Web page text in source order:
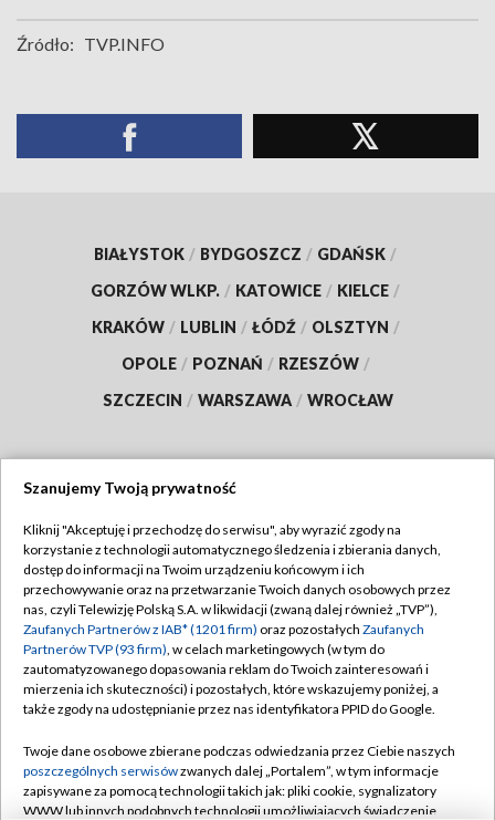
Źródło: TVP.INFO
BIAŁYSTOK / BYDGOSZCZ / GDAŃSK /
GORZÓW WLKP. / KATOWICE / KIELCE /
KRAKÓW / LUBLIN / ŁÓDŹ / OLSZTYN /
OPOLE / POZNAŃ / RZESZÓW /
SZCZECIN / WARSZAWA / WROCŁAW
TVP
Abonament TVP
Emisja w TVP
Centrum informacji TVP
Naziemna Telewizja Cyfrowa
Rada Programowa
System NOS
Regulamin TVP
Polityka prywatności
Moje zgody
Pomoc
Kontakt
Szanujemy Twoją prywatność
Kliknij "Akceptuję i przechodzę do serwisu", aby wyrazić zgody na
korzystanie z technologii automatycznego śledzenia i zbierania danych,
dostęp do informacji na Twoim urządzeniu końcowym i ich
przechowywanie oraz na przetwarzanie Twoich danych osobowych przez
nas, czyli Telewizję Polską S.A. w likwidacji (zwaną dalej również „TVP”),
Zaufanych Partnerów z IAB* (1201 firm) oraz pozostałych Zaufanych
Partnerów TVP (93 firm), w celach marketingowych (w tym do
zautomatyzowanego dopasowania reklam do Twoich zainteresowań i
mierzenia ich skuteczności) i pozostałych, które wskazujemy poniżej, a
także zgody na udostępnianie przez nas identyfikatora PPID do Google.
Twoje dane osobowe zbierane podczas odwiedzania przez Ciebie naszych
poszczególnych serwisówzwanych dalej „Portalem”, w tym informacje
zapisywane za pomocą technologii takich jak: pliki cookie, sygnalizatory
WWW lub innych podobnych technologii umożliwiających świadczenie